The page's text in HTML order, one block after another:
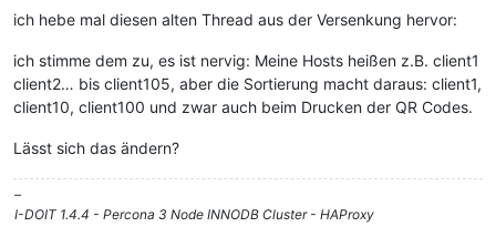
ich hebe mal diesen alten Thread aus der Versenkung hervor:
ich stimme dem zu, es ist nervig: Meine Hosts heißen z.B. client1
client2… bis client105, aber die Sortierung macht daraus: client1,
client10, client100 und zwar auch beim Drucken der QR Codes.
Lässt sich das ändern?
–
I-DOIT 1.4.4 - Percona 3 Node INNODB Cluster - HAProxy